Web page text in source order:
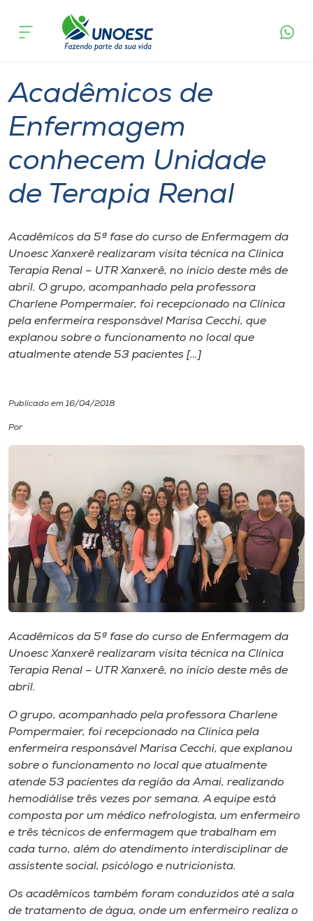
Cursos
Pesquisa
Atendimento ao Estudante
Portal de Ensino
A
Internacionalização
I.nova
Cultura
Biblioteca
Editora
Rádio
Museu
Unoesc
Store
Selecione
o idioma
A+
A-
acontece
Acadêmicos de
Enfermagem
conhecem Unidade
de Terapia Renal
Acadêmicos da 5ª fase do curso de Enfermagem da
Unoesc Xanxerê realizaram visita técnica na Clínica
Terapia Renal – UTR Xanxerê, no início deste mês de
abril. O grupo, acompanhado pela professora
Charlene Pompermaier, foi recepcionado na Clínica
pela enfermeira responsável Marisa Cecchi, que
explanou sobre o funcionamento no local que
atualmente atende 53 pacientes […]
Publicado em 16/04/2018
Por
Acadêmicos da 5ª fase do curso de Enfermagem da
Unoesc Xanxerê realizaram visita técnica na Clínica
Terapia Renal – UTR Xanxerê, no início deste mês de
abril.
O grupo, acompanhado pela professora Charlene
Pompermaier, foi recepcionado na Clínica pela
enfermeira responsável Marisa Cecchi, que explanou
sobre o funcionamento no local que atualmente
atende 53 pacientes da região da Amai, realizando
hemodiálise três vezes por semana. A equipe está
composta por um médico nefrologista, um enfermeiro
e três técnicos de enfermagem que trabalham em
cada turno, além do atendimento interdisciplinar de
assistente social, psicólogo e nutricionista.
Os acadêmicos também foram conduzidos até a sala
de tratamento de água, onde um enfermeiro realiza o